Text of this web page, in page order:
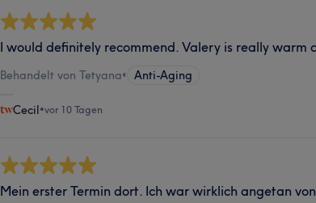
I would definitely recommend. Valery is really warm
Behandelt von Tetyana• Anti-Aging
Cecil•vor 10 Tagen
Mein erster Termin dort. Ich war wirklich angetan